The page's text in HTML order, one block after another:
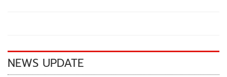
k k
NEWS UPDATE